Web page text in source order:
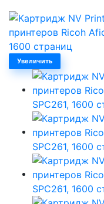
Увеличить